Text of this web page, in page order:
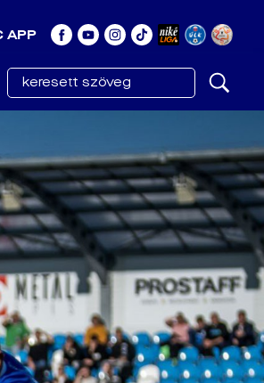
APP